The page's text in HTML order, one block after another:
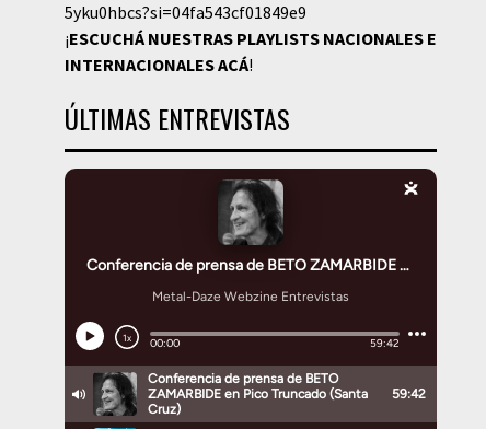
5yku0hbcs?si=04fa543cf01849e9
¡ESCUCHÁ NUESTRAS PLAYLISTS NACIONALES E
INTERNACIONALESACÁ!
ÚLTIMAS ENTREVISTAS